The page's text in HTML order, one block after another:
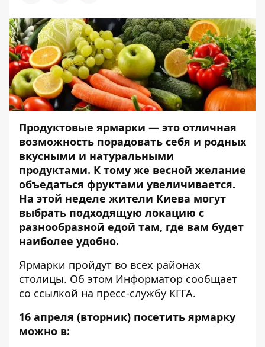
Продуктовые ярмарки — это отличная
возможность порадовать себя и родных
вкусными и натуральными
продуктами. К тому же весной желание
объедаться фруктами увеличивается.
На этой неделе жители Киева могут
выбрать подходящую локацию с
разнообразной едой там, где вам будет
наиболее удобно.
Ярмарки пройдут во всех районах
столицы. Об этом Информатор сообщает
со ссылкой на пресс-службу КГГА.
16 апреля (вторник) посетить ярмарку
можно в: